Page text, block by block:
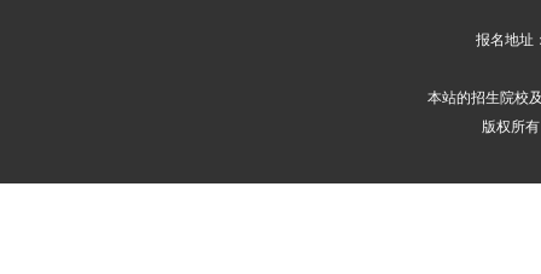
报名地址
本站的招生院校
版权所